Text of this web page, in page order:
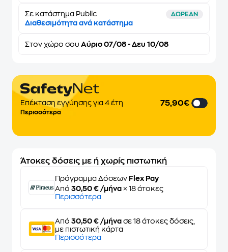
Σε κατάστημα Public ΔΩΡΕΑΝ
Διαθεσιμότητα ανά κατάστημα
Στον χώρο σου Αύριο 07/08 - Δευ 10/08
Επέκταση εγγύησης για 4 έτη
Περισσότερα
75,90€
Άτοκες δόσεις με ή χωρίς πιστωτική
Πρόγραμμα Δόσεων Flex Pay
Από 30,50 € /μήνα × 18 άτοκες
Περισσότερα
Από 30,50 € /μήνα σε 18 άτοκες δόσεις,
με πιστωτική κάρτα
Περισσότερα